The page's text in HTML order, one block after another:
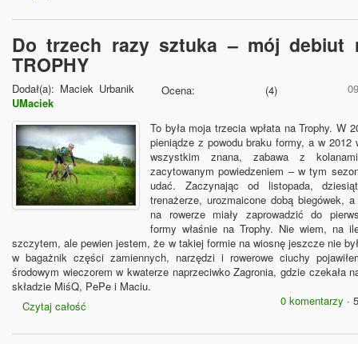
Do trzech razy sztuka – mój debiut
TROPHY
Dodał(a): Maciek Urbanik
UMaciek
Ocena: (4)
To była moja trzecia wpłata na Trophy. W
pieniądze z powodu braku formy, a w 2012
wszystkim znana, zabawa z
zacytowanym powiedzeniem – w tym
udać. Zaczynając od listopada,
trenażerze, urozmaicone dobą biegówek,
na rowerze miały zaprowadzić do
formy właśnie na Trophy. Nie wiem, na
szczytem, ale pewien jestem, że w takiej formie na wiosnę jeszcze nie
w bagażnik części zamiennych, narzędzi i rowerowe ciuchy
środowym wieczorem w kwaterze naprzeciwko Zagronia, gdzie czekała
składzie MiśQ, PePe i Maciu.
Czytaj całość
0 komentarzy ·